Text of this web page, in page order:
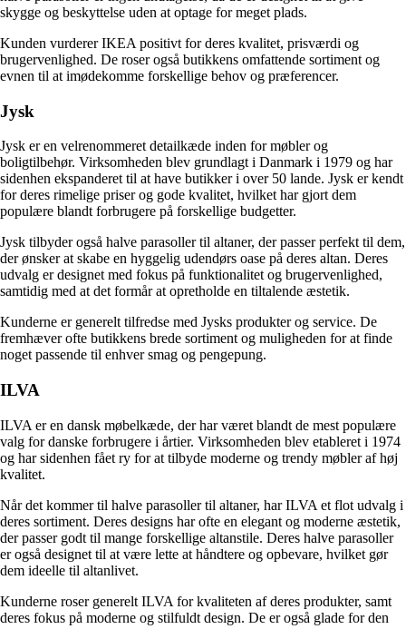
skygge og beskyttelse uden at optage for meget plads.
Kunden vurderer IKEA positivt for deres kvalitet, prisværdi og
brugervenlighed. De roser også butikkens omfattende sortiment og
evnen til at imødekomme forskellige behov og præferencer.
Jysk
Jysk er en velrenommeret detailkæde inden for møbler og
boligtilbehør. Virksomheden blev grundlagt i Danmark i 1979 og har
sidenhen ekspanderet til at have butikker i over 50 lande. Jysk er kendt
for deres rimelige priser og gode kvalitet, hvilket har gjort dem
populære blandt forbrugere på forskellige budgetter.
Jysk tilbyder også halve parasoller til altaner, der passer perfekt til dem,
der ønsker at skabe en hyggelig udendørs oase på deres altan. Deres
udvalg er designet med fokus på funktionalitet og brugervenlighed,
samtidig med at det formår at opretholde en tiltalende æstetik.
Kunderne er generelt tilfredse med Jysks produkter og service. De
fremhæver ofte butikkens brede sortiment og muligheden for at finde
noget passende til enhver smag og pengepung.
ILVA
ILVA er en dansk møbelkæde, der har været blandt de mest populære
valg for danske forbrugere i årtier. Virksomheden blev etableret i 1974
og har sidenhen fået ry for at tilbyde moderne og trendy møbler af høj
kvalitet.
Når det kommer til halve parasoller til altaner, har ILVA et flot udvalg i
deres sortiment. Deres designs har ofte en elegant og moderne æstetik,
der passer godt til mange forskellige altanstile. Deres halve parasoller
er også designet til at være lette at håndtere og opbevare, hvilket gør
dem ideelle til altanlivet.
Kunderne roser generelt ILVA for kvaliteten af deres produkter, samt
deres fokus på moderne og stilfuldt design. De er også glade for den